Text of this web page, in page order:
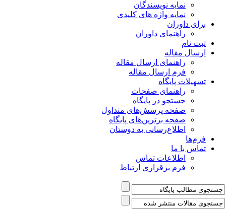
نمایه نویسندگان
نمایه واژه های کلیدی
برای داوران
راهنمای داوران
ثبت نام
ارسال مقاله
راهنمای ارسال مقاله
فرم ارسال مقاله
تسهیلات پایگاه
راهنمای صفحات
جستجو در پایگاه
صفحه پرسش‌های متداول
صفحه برترین‌های پایگاه
اطلاع‌رسانی به دوستان
فرم‌ها
تماس با ما
اطلاعات تماس
فرم برقراری ارتباط